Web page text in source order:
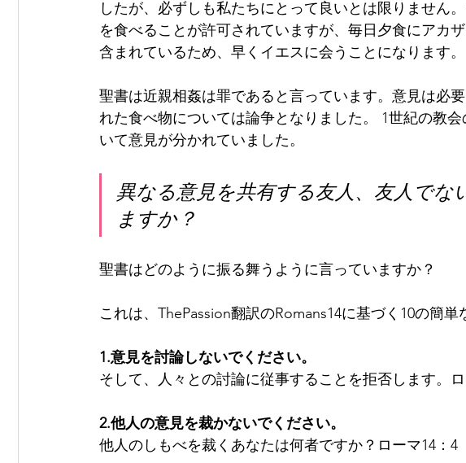
したが、必ずしも私たちにとって良いとは限りません
を食べることが許可されていますが、毎日夕食にアカ
含まれているため、早くイエスに会うことになります。
聖書は近親相姦は罪であると言っています。意見は必
れた食べ物については論争となりました。 1世紀の教
いて意見が分かれていました。
異なる意見を共有する友人、友人でな
ますか？
聖書はどのように振る舞うように言っていますか？
これは、ThePassion翻訳のRomans14に基づく10の簡単
1.意見を討論しないでください。
そして、人々との討論に従事することを拒否します。ロ
2.他人の意見を裁かないでください。
他人のしもべを裁くあなたは何者ですか？ローマ14：4